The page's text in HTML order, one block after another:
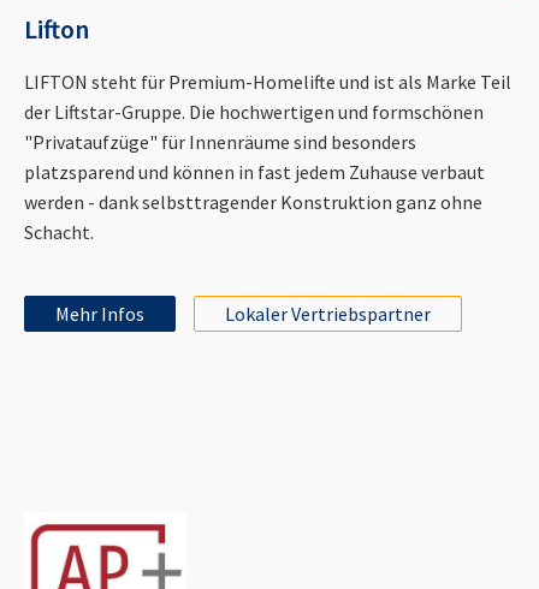
Lifton
LIFTON steht für Premium-Homelifte und ist als Marke Teil
der Liftstar-Gruppe. Die hochwertigen und formschönen
"Privataufzüge" für Innenräume sind besonders
platzsparend und können in fast jedem Zuhause verbaut
werden - dank selbsttragender Konstruktion ganz ohne
Schacht.
Mehr Infos Lokaler Vertriebspartner